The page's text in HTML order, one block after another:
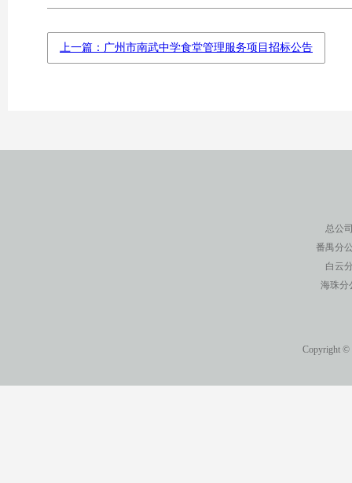
上一篇：广州市南武中学食堂管理服务项目招标公告
总公
番禺分
白云
海珠分
Copyright ©